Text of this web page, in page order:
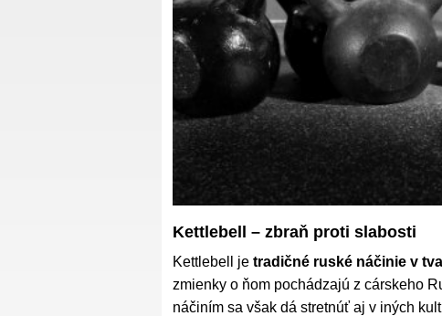
Kettlebell – zbraň proti slabosti
Kettlebell je tradičné ruské náčinie v
zmienky o ňom pochádzajú z cárskeho
náčiním sa však dá stretnúť aj v iných